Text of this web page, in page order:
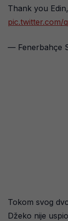
Thank you
pic.twitter.com/
— Fenerbahçe
Tokom svog
Džeko nije